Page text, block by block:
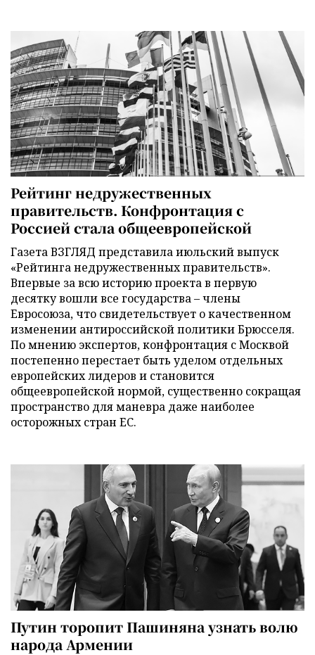
Рейтинг недружественных
правительств. Конфронтация с
Россией стала общеевропейской
Газета ВЗГЛЯД представила июльский выпуск
«Рейтинга недружественных правительств».
Впервые за всю историю проекта в первую
десятку вошли все государства – члены
Евросоюза, что свидетельствует о качественном
изменении антироссийской политики Брюсселя.
По мнению экспертов, конфронтация с Москвой
постепенно перестает быть уделом отдельных
европейских лидеров и становится
общеевропейской нормой, существенно сокращая
пространство для маневра даже наиболее
осторожных стран ЕС.
Путин торопит Пашиняна узнать волю
народа Армении